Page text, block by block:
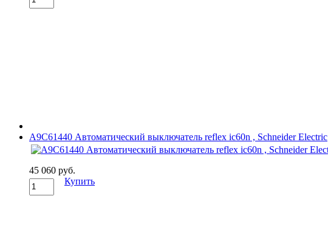
A9C61440 Автоматический выключатель reflex ic60n , Schneider Electric
45 060 руб.
Купить